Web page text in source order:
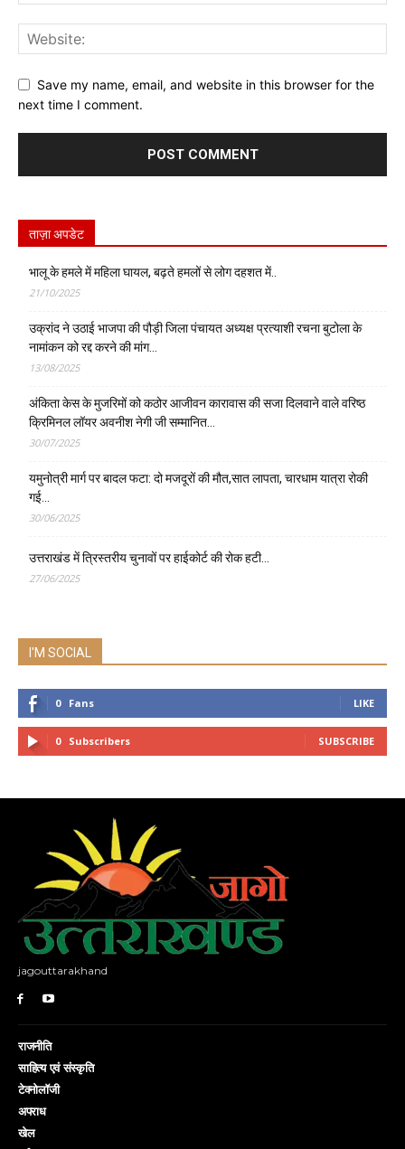
Save my name, email, and website in this browser for the
next time I comment.
ताज़ा अपडेट
भालू के हमले में महिला घायल, बढ़ते हमलों से लोग दहशत में..
21/10/2025
उक्रांद ने उठाई भाजपा की पौड़ी जिला पंचायत अध्यक्ष प्रत्याशी रचना बुटोला के
नामांकन को रद्द करने की मांग…
13/08/2025
अंकिता केस के मुजरिमों को कठोर आजीवन कारावास की सजा दिलवाने वाले वरिष्ठ
क्रिमिनल लॉयर अवनीश नेगी जी सम्मानित…
30/07/2025
यमुनोत्री मार्ग पर बादल फटा: दो मजदूरों की मौत,सात लापता, चारधाम यात्रा रोकी
गई…
30/06/2025
उत्तराखंड में त्रिस्तरीय चुनावों पर हाईकोर्ट की रोक हटी…
27/06/2025
I'M SOCIAL
0 Fans LIKE
0 Subscribers SUBSCRIBE
jagouttarakhand
राजनीति
साहित्य एवं संस्कृति
टेक्नोलॉजी
अपराध
खेल